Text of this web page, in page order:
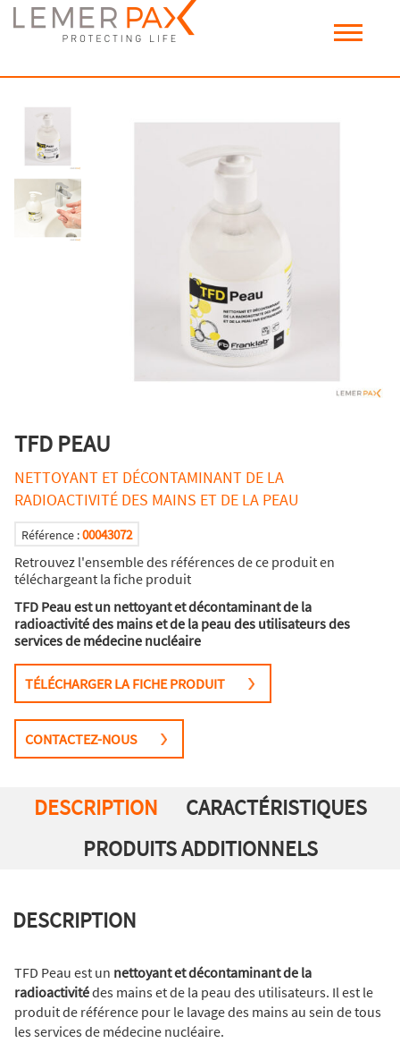
TFD PEAU
NETTOYANT ET DÉCONTAMINANT DE LA
RADIOACTIVITÉ DES MAINS ET DE LA PEAU
Référence :00043072
Retrouvez l'ensemble des références de ce produit en
téléchargeant la fiche produit
TFD Peau est un nettoyant et décontaminant de la
radioactivité des mains et de la peau des utilisateurs des
services de médecine nucléaire
TÉLÉCHARGER LA FICHE PRODUIT
CONTACTEZ-NOUS
DESCRIPTION
CARACTÉRISTIQUES
PRODUITS ADDITIONNELS
DESCRIPTION
TFD Peau est un nettoyant et décontaminant de la
radioactivitédes mains et de la peau des utilisateurs. Il est le
produit de référence pour le lavage des mains au sein de tous
les services de médecine nucléaire.